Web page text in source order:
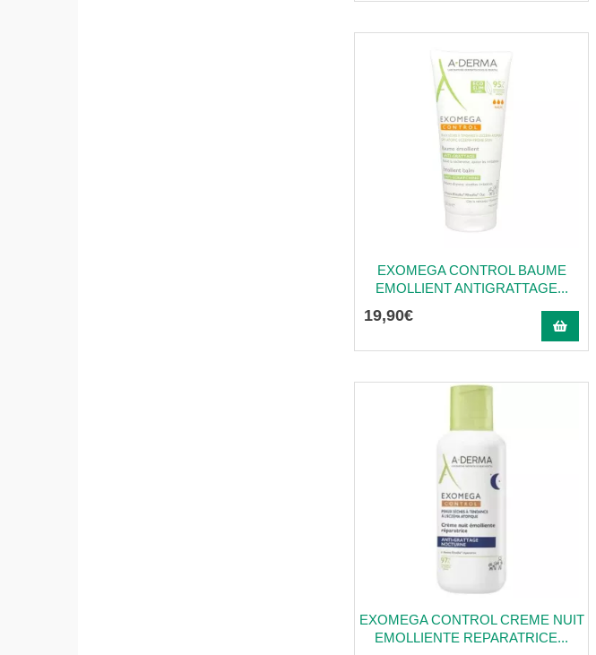
EXOMEGA CONTROL BAUME
EMOLLIENT ANTIGRATTAGE...
19,90€
EXOMEGA CONTROL CREME NUIT
EMOLLIENTE REPARATRICE...